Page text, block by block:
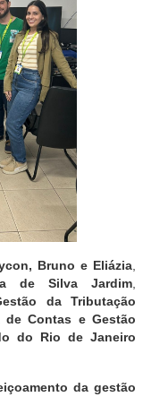
Bruno e Eliázia
de Silva Jardim
da Tributação
de Contas e Gestão
do Rio de Janeiro
da gestão